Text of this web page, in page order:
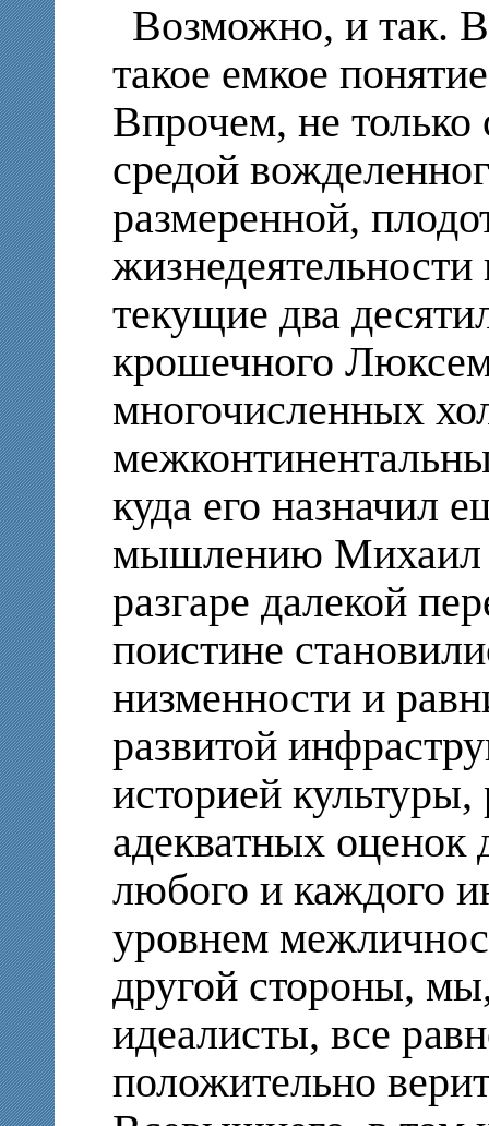
Возможно, и так.
такое емкое
Впрочем, не только
средой
размеренной,
текущие два
крошечного
многочисленных
куда его назначил
мышлению Михаил
разгаре далекой
поистине
низменности и
развитой
историей
адекватных оценок
любого и каждого
уровнем
другой стороны,
идеалисты, все
положительно